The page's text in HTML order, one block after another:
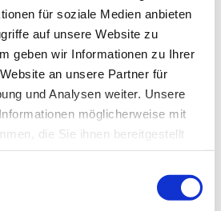
für soziale Medien anbieten
auf unsere Website zu
geben wir Informationen zu Ihrer
an unsere Partner für
und Analysen weiter. Unsere
möglicherweise mit
die Sie ihnen bereitgestellt
Ihrer Nutzung der Dienste
unter der
hält die Zeitumstellung für